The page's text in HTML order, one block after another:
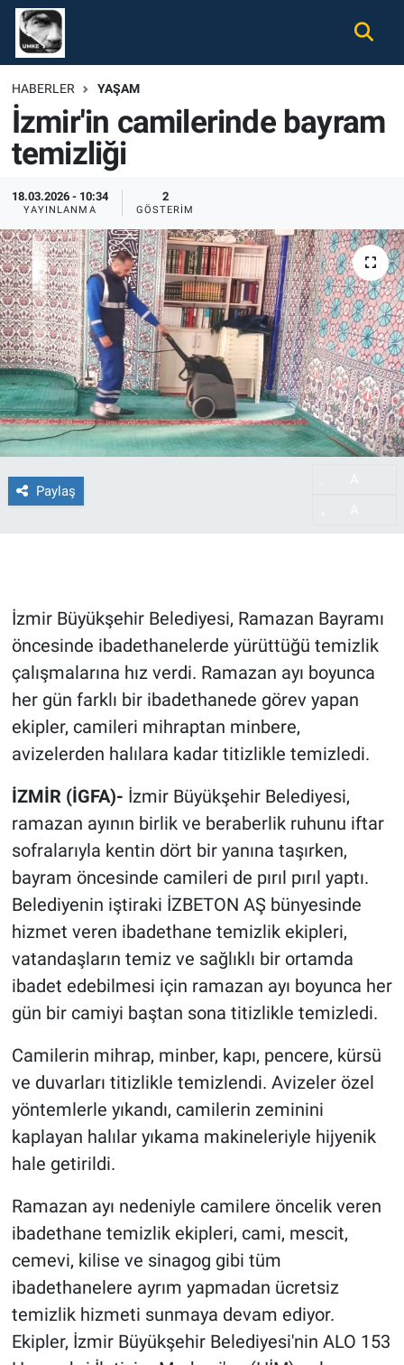
HABERLER YAŞAM
İzmir'in camilerinde bayram
temizliği
18.03.2026 - 10:34
YAYINLANMA
2
GÖSTERIM
Paylaş
İzmir Büyükşehir Belediyesi, Ramazan Bayramı
öncesinde ibadethanelerde yürüttüğü temizlik
çalışmalarına hız verdi. Ramazan ayı boyunca
her gün farklı bir ibadethanede görev yapan
ekipler, camileri mihraptan minbere,
avizelerden halılara kadar titizlikle temizledi.
İZMİR (İGFA)- İzmir Büyükşehir Belediyesi,
ramazan ayının birlik ve beraberlik ruhunu iftar
sofralarıyla kentin dört bir yanına taşırken,
bayram öncesinde camileri de pırıl pırıl yaptı.
Belediyenin iştiraki İZBETON AŞ bünyesinde
hizmet veren ibadethane temizlik ekipleri,
vatandaşların temiz ve sağlıklı bir ortamda
ibadet edebilmesi için ramazan ayı boyunca her
gün bir camiyi baştan sona titizlikle temizledi.
Camilerin mihrap, minber, kapı, pencere, kürsü
ve duvarları titizlikle temizlendi. Avizeler özel
yöntemlerle yıkandı, camilerin zeminini
kaplayan halılar yıkama makineleriyle hijyenik
hale getirildi.
Ramazan ayı nedeniyle camilere öncelik veren
ibadethane temizlik ekipleri, cami, mescit,
cemevi, kilise ve sinagog gibi tüm
ibadethanelere ayrım yapmadan ücretsiz
temizlik hizmeti sunmaya devam ediyor.
Ekipler, İzmir Büyükşehir Belediyesi'nin ALO 153
Gündem
Ekonomi
Spor
Magazin
Tüm Haberler
İletişim
Künye
Nöbetçi Eczaneler
Hava Durumu
Namaz Vakitleri
Trafik Durumu
Süper Lig Puan Durumu ve Fikstür
Tüm Manşetler
Son Dakika Haberleri
Haber Arşivi